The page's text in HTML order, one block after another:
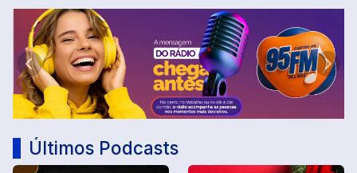
95 FM CASTRO
Anterior
Últimos Podcasts